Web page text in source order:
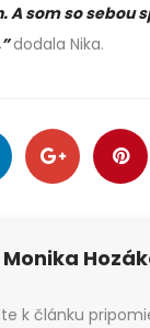
A som so sebou
dodala Nika.
Monika
k článku